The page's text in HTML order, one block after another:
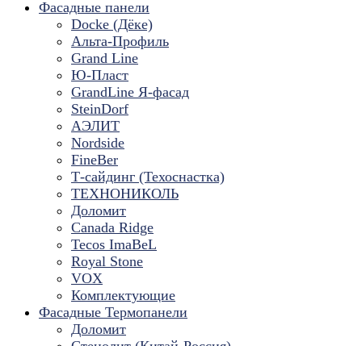
Фасадные панели
Docke (Дёке)
Альта-Профиль
Grand Line
Ю-Пласт
GrandLine Я-фасад
SteinDorf
АЭЛИТ
Nordside
FineBer
Т-сайдинг (Техоснастка)
ТЕХНОНИКОЛЬ
Доломит
Canada Ridge
Tecos ImaBeL
Royal Stone
VOX
Комплектующие
Фасадные Термопанели
Доломит